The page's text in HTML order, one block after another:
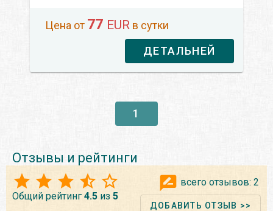
Цена от 77 EUR в сутки
ДЕТАЛЬНЕЙ
1
Отзывы и рейтинги
Общий рейтинг 4.5 из 5
всего отзывов: 2
ДОБАВИТЬ ОТЗЫВ >>